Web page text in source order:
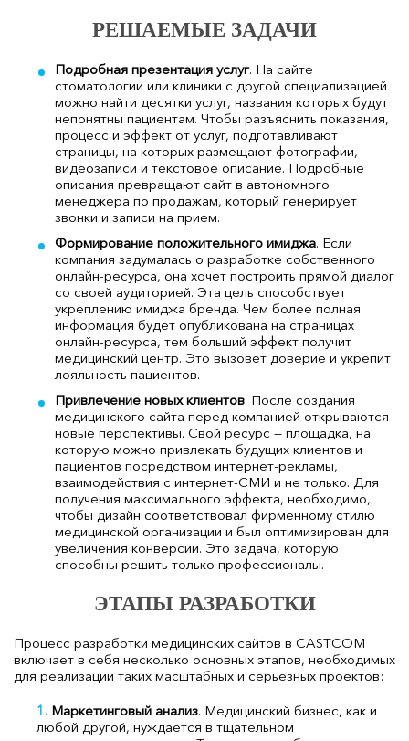
РЕШАЕМЫЕ ЗАДАЧИ
Подробная презентация услуг. На сайте
стоматологии или клиники с другой специализацией
можно найти десятки услуг, названия которых будут
непонятны пациентам. Чтобы разъяснить показания,
процесс и эффект от услуг, подготавливают
страницы, на которых размещают фотографии,
видеозаписи и текстовое описание. Подробные
описания превращают сайт в автономного
менеджера по продажам, который генерирует
звонки и записи на прием.
Формирование положительного имиджа. Если
компания задумалась о разработке собственного
онлайн-ресурса, она хочет построить прямой диалог
со своей аудиторией. Эта цель способствует
укреплению имиджа бренда. Чем более полная
информация будет опубликована на страницах
онлайн-ресурса, тем больший эффект получит
медицинский центр. Это вызовет доверие и укрепит
лояльность пациентов.
Привлечение новых клиентов. После создания
медицинского сайта перед компанией открываются
новые перспективы. Свой ресурс — площадка, на
которую можно привлекать будущих клиентов и
пациентов посредством интернет-рекламы,
взаимодействия с интернет-СМИ и не только. Для
получения максимального эффекта, необходимо,
чтобы дизайн соответствовал фирменному стилю
медицинской организации и был оптимизирован для
увеличения конверсии. Это задача, которую
способны решить только профессионалы.
ЭТАПЫ РАЗРАБОТКИ
Процесс разработки медицинских сайтов в CASTCOM
включает в себя несколько основных этапов, необходимых
для реализации таких масштабных и серьезных проектов:
Маркетинговый анализ. Медицинский бизнес, как и
любой другой, нуждается в тщательном